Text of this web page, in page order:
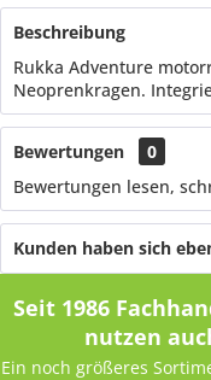
Beschreibung
Rukka Adventure
Neoprenkragen.
Bewertungen
0
Bewertungen lesen,
Kunden haben sich
Seit 1986
nutzen
Ein noch größeres